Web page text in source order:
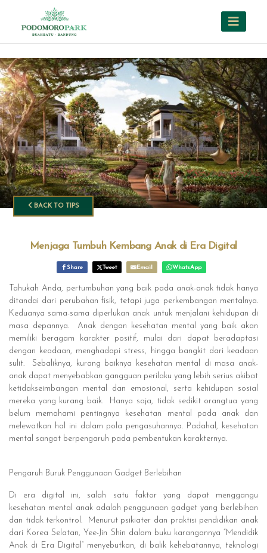
BACK TO TIPS
Menjaga Tumbuh Kembang Anak di Era Digital
Share Tweet Email WhatsApp
Tahukah Anda, pertumbuhan yang baik pada anak-anak tidak hanya
ditandai dari perubahan fisik, tetapi juga perkembangan mentalnya.
Keduanya sama-sama diperlukan anak untuk menjalani kehidupan di
masa depannya. Anak dengan kesehatan mental yang baik akan
memiliki beragam karakter positif, mulai dari dapat beradaptasi
dengan keadaan, menghadapi stress, hingga bangkit dari keadaan
sulit. Sebaliknya, kurang baiknya kesehatan mental di masa anak-
anak dapat menyebabkan gangguan perilaku yang lebih serius akibat
ketidakseimbangan mental dan emosional, serta kehidupan sosial
mereka yang kurang baik. Hanya saja, tidak sedikit orangtua yang
belum memahami pentingnya kesehatan mental pada anak dan
melewatkan hal ini dalam pola pengasuhannya. Padahal, kesehatan
mental sangat berpengaruh pada pembentukan karakternya.
Pengaruh Buruk Penggunaan Gadget Berlebihan
Di era digital ini, salah satu faktor yang dapat menggangu
kesehatan mental anak adalah penggunaan gadget yang berlebihan
dan tidak terkontrol. Menurut psikiater dan praktisi pendidikan anak
dari Korea Selatan, Yee-Jin Shin dalam buku karangannya “Mendidik
Anak di Era Digital” menyebutkan, di balik kehebatannya, teknologi